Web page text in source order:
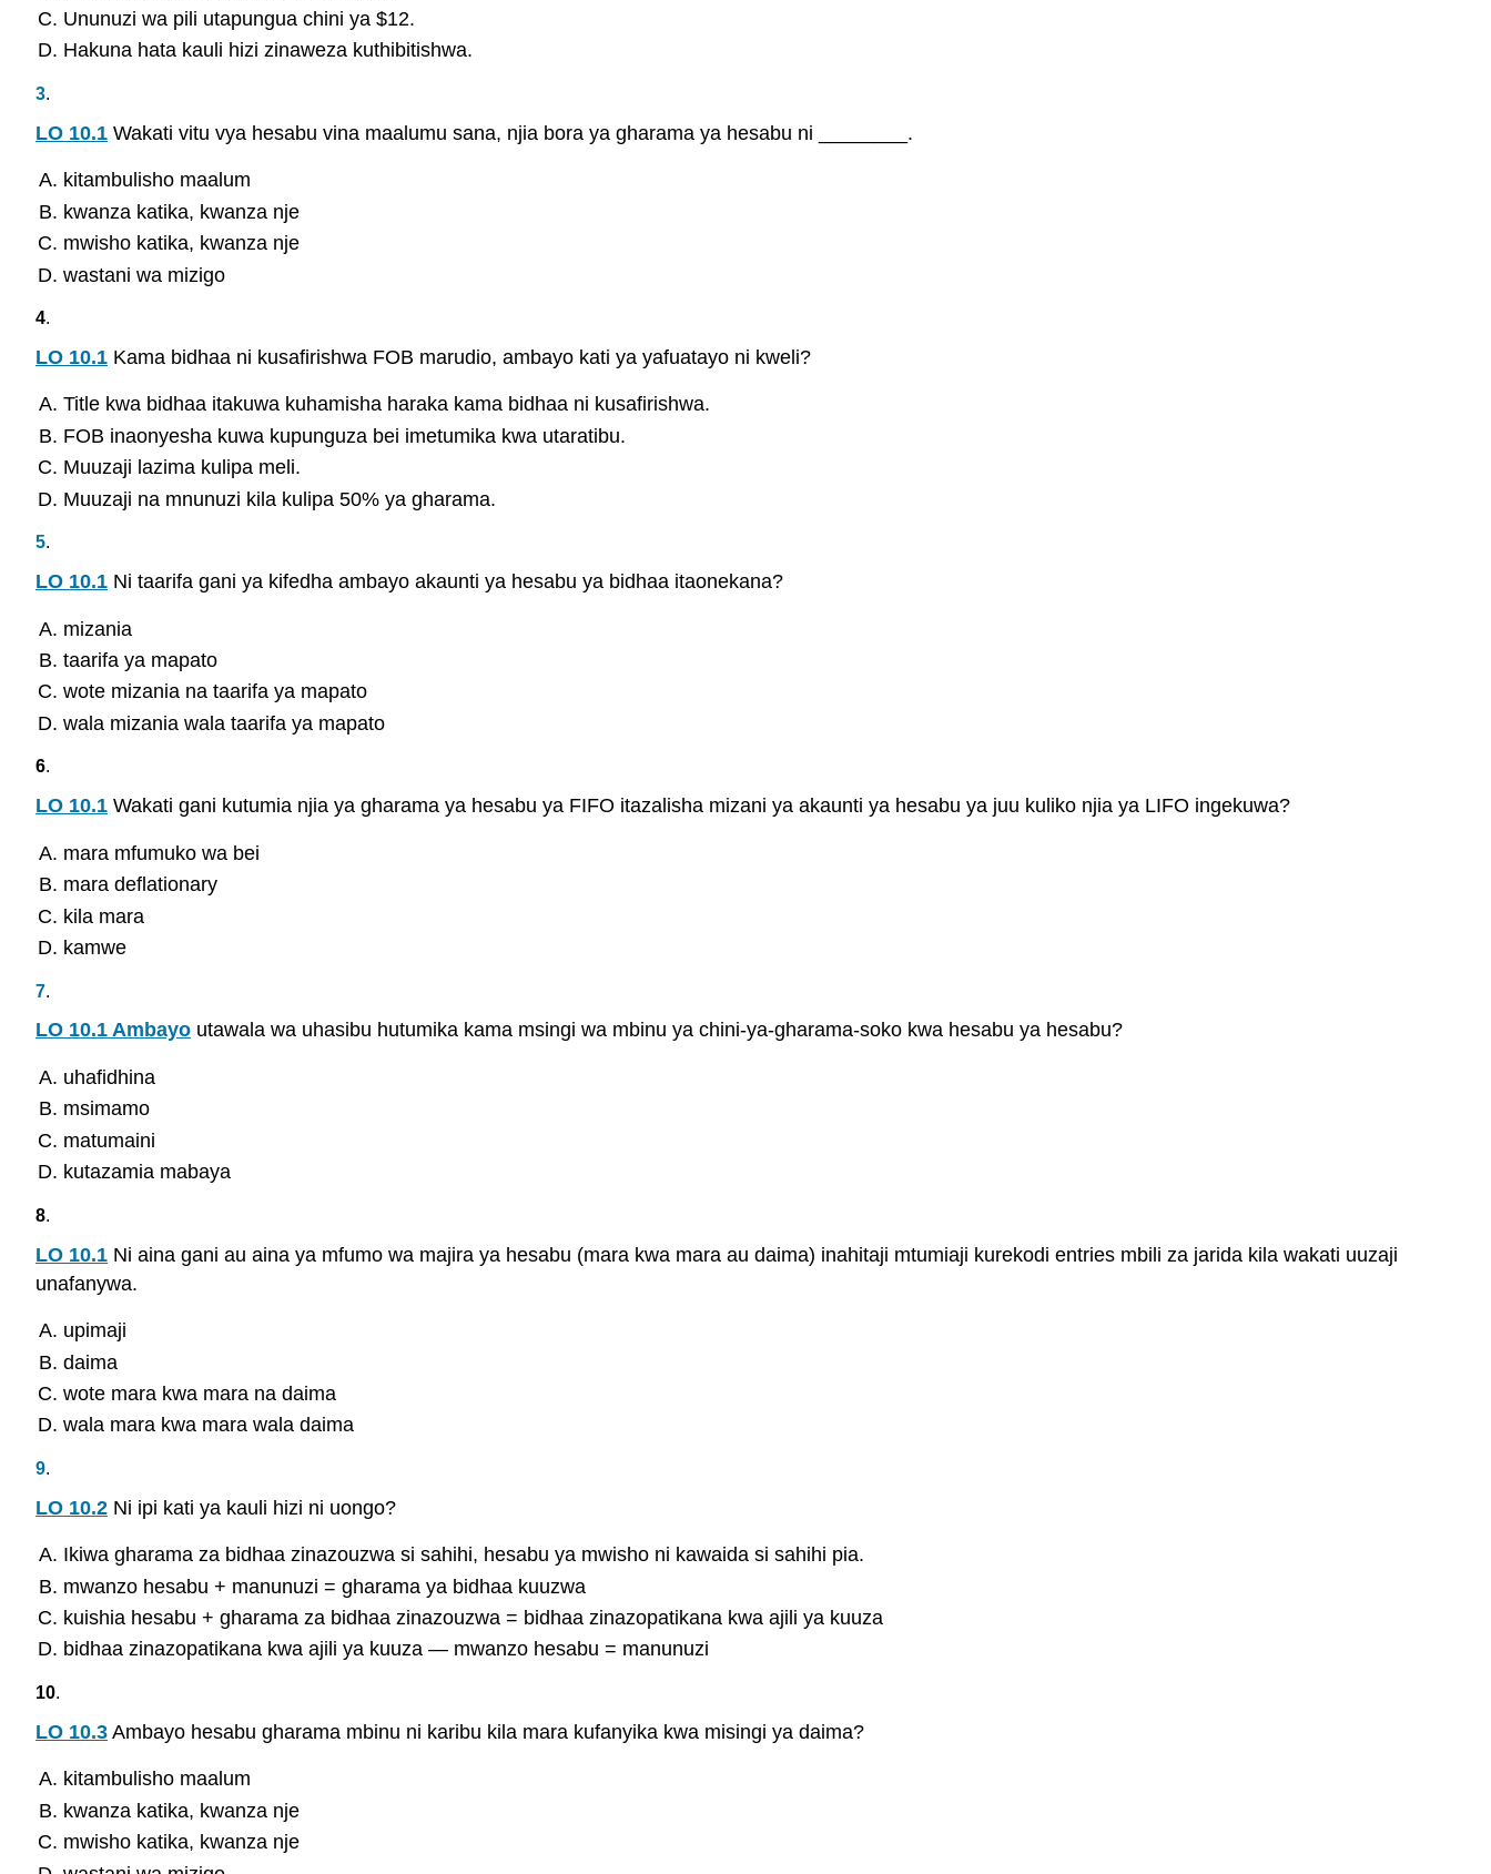
Ununuzi wa pili utapungua chini ya $12.
Hakuna hata kauli hizi zinaweza kuthibitishwa.
3.
LO 10.1 Wakati vitu vya hesabu vina maalumu sana, njia bora ya gharama ya hesabu ni ________.
kitambulisho maalum
kwanza katika, kwanza nje
mwisho katika, kwanza nje
wastani wa mizigo
4.
LO 10.1 Kama bidhaa ni kusafirishwa FOB marudio, ambayo kati ya yafuatayo ni kweli?
Title kwa bidhaa itakuwa kuhamisha haraka kama bidhaa ni kusafirishwa.
FOB inaonyesha kuwa kupunguza bei imetumika kwa utaratibu.
Muuzaji lazima kulipa meli.
Muuzaji na mnunuzi kila kulipa 50% ya gharama.
5.
LO 10.1 Ni taarifa gani ya kifedha ambayo akaunti ya hesabu ya bidhaa itaonekana?
mizania
taarifa ya mapato
wote mizania na taarifa ya mapato
wala mizania wala taarifa ya mapato
6.
LO 10.1 Wakati gani kutumia njia ya gharama ya hesabu ya FIFO itazalisha mizani ya akaunti ya hesabu ya juu kuliko njia ya LIFO ingekuwa?
mara mfumuko wa bei
mara deflationary
kila mara
kamwe
7.
LO 10.1 Ambayo utawala wa uhasibu hutumika kama msingi wa mbinu ya chini-ya-gharama-soko kwa hesabu ya hesabu?
uhafidhina
msimamo
matumaini
kutazamia mabaya
8.
LO 10.1 Ni aina gani au aina ya mfumo wa majira ya hesabu (mara kwa mara au daima) inahitaji mtumiaji kurekodi entries mbili za jarida kila wakati uuzaji
unafanywa.
upimaji
daima
wote mara kwa mara na daima
wala mara kwa mara wala daima
9.
LO 10.2 Ni ipi kati ya kauli hizi ni uongo?
Ikiwa gharama za bidhaa zinazouzwa si sahihi, hesabu ya mwisho ni kawaida si sahihi pia.
mwanzo hesabu + manunuzi = gharama ya bidhaa kuuzwa
kuishia hesabu + gharama za bidhaa zinazouzwa = bidhaa zinazopatikana kwa ajili ya kuuza
bidhaa zinazopatikana kwa ajili ya kuuza — mwanzo hesabu = manunuzi
10.
LO 10.3 Ambayo hesabu gharama mbinu ni karibu kila mara kufanyika kwa misingi ya daima?
kitambulisho maalum
kwanza katika, kwanza nje
mwisho katika, kwanza nje